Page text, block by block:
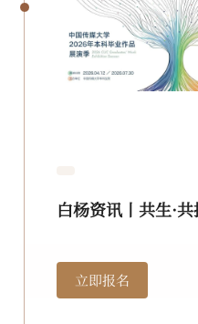
白杨资讯丨共生·
立即报名